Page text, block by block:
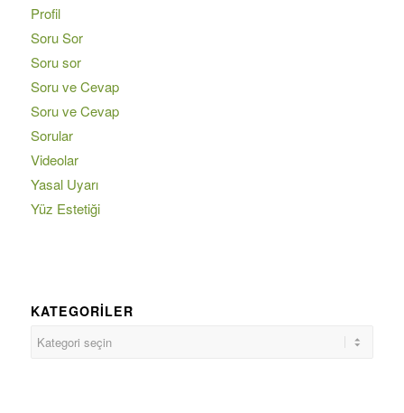
Profil
Soru Sor
Soru sor
Soru ve Cevap
Soru ve Cevap
Sorular
Videolar
Yasal Uyarı
Yüz Estetiği
KATEGORILER